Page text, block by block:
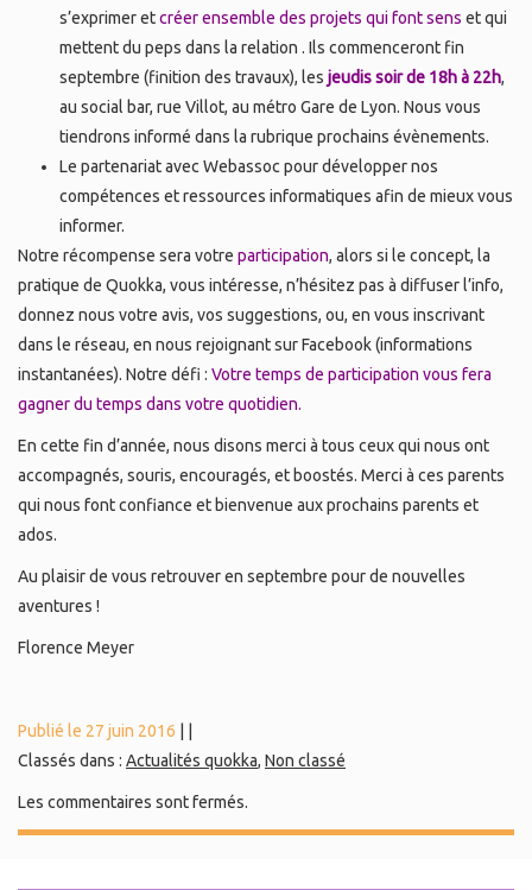
s’exprimer etcréer ensemble des projets qui font sens et qui
mettent du peps dans la relation . Ils commenceront fin
septembre (finition des travaux), les jeudis soir de 18h à 22h,
au social bar, rue Villot, au métro Gare de Lyon. Nous vous
tiendrons informé dans la rubrique prochains évènements.
Le partenariat avec Webassoc pour développer nos
compétences et ressources informatiques afin de mieux vous
informer.
Notre récompense sera votre participation, alors si le concept, la
pratique de Quokka, vous intéresse, n’hésitez pas à diffuser l’info,
donnez nous votre avis, vos suggestions, ou, en vous inscrivant
dans le réseau, en nous rejoignant sur Facebook (informations
instantanées). Notre défi : Votre temps de participation vous fera
gagner du temps dans votre quotidien.
En cette fin d’année, nous disons merci à tous ceux qui nous ont
accompagnés, souris, encouragés, et boostés. Merci à ces parents
qui nous font confiance et bienvenue aux prochains parents et
ados.
Au plaisir de vous retrouver en septembre pour de nouvelles
aventures !
Florence Meyer
Publié le 27 juin 2016
Classés dans : Actualités quokka, Non classé
Les commentaires sont fermés.